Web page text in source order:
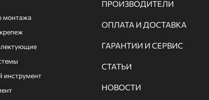
монтажа
инструмент
ПРОИЗВОДИТЕЛИ
ОПЛАТА И ДОСТАВКА
ГАРАНТИИ И СЕРВИС
СТАТЬИ
НОВОСТИ